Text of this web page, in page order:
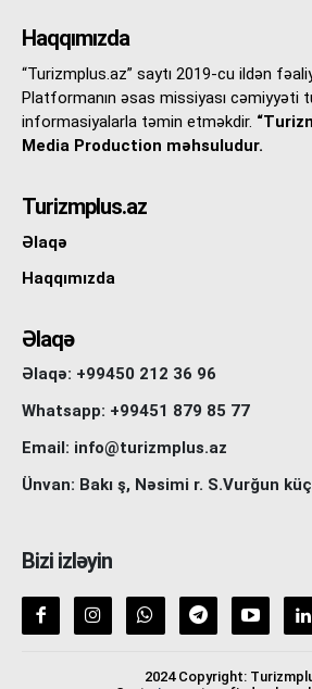
Haqqımızda
“Turizmplus.az” saytı 2019-cu ildən
Platformanın əsas missiyası cəmiyyəti
informasiyalarla təmin etməkdir.
Media Production məhsuludur.
Turizmplus.az
Əlaqə
Haqqımızda
Əlaqə
Əlaqə: +99450 212 36 96
Whatsapp: +99451 879 85 77
Email: info@turizmplus.az
Ünvan: Bakı ş, Nəsimi r. S.Vurğun
Bizi izləyin
2024 Copyright: